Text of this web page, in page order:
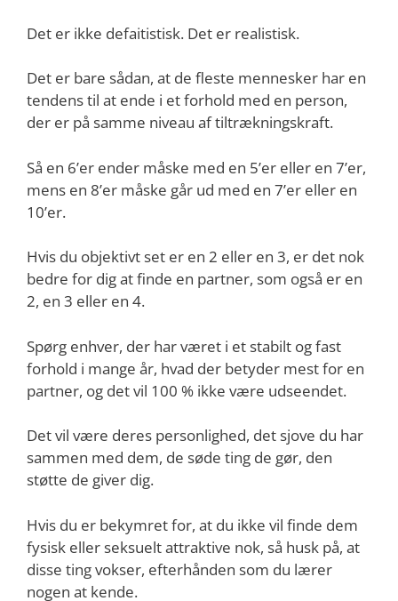
Det er ikke defaitistisk. Det er realistisk.
Det er bare sådan, at de fleste mennesker har en
tendens til at ende i et forhold med en person,
der er på samme niveau af tiltrækningskraft.
Så en 6’er ender måske med en 5’er eller en 7’er,
mens en 8’er måske går ud med en 7’er eller en
10’er.
Hvis du objektivt set er en 2 eller en 3, er det nok
bedre for dig at finde en partner, som også er en
2, en 3 eller en 4.
Spørg enhver, der har været i et stabilt og fast
forhold i mange år, hvad der betyder mest for en
partner, og det vil 100 % ikke være udseendet.
Det vil være deres personlighed, det sjove du har
sammen med dem, de søde ting de gør, den
støtte de giver dig.
Hvis du er bekymret for, at du ikke vil finde dem
fysisk eller seksuelt attraktive nok, så husk på, at
disse ting vokser, efterhånden som du lærer
nogen at kende.